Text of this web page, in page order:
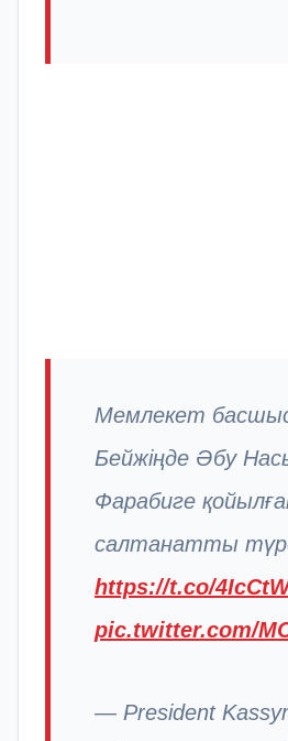
Мемлекет
Бейжіңде Әбу
Фарабиге
салтанатты
https://t.co/
pic.twitter.com/
— President